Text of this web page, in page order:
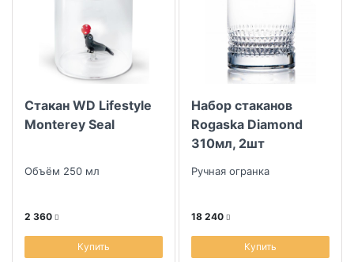
Стакан WD Lifestyle
Monterey Seal
Объём 250 мл
2 360
Купить
Набор стаканов
Rogaska Diamond
310мл, 2шт
Ручная огранка
18 240
Купить